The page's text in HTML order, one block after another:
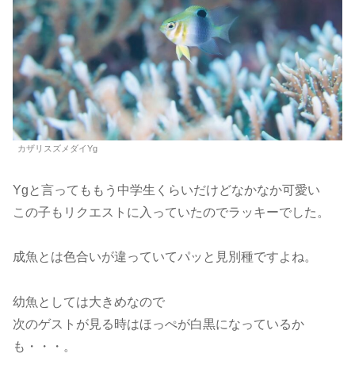
カザリスズメダイYg
Ygと言ってももう中学生くらいだけどなかなか可愛い
この子もリクエストに入っていたのでラッキーでした。
成魚とは色合いが違っていてパッと見別種ですよね。
幼魚としては大きめなので
次のゲストが見る時はほっぺが白黒になっているか
も・・・。